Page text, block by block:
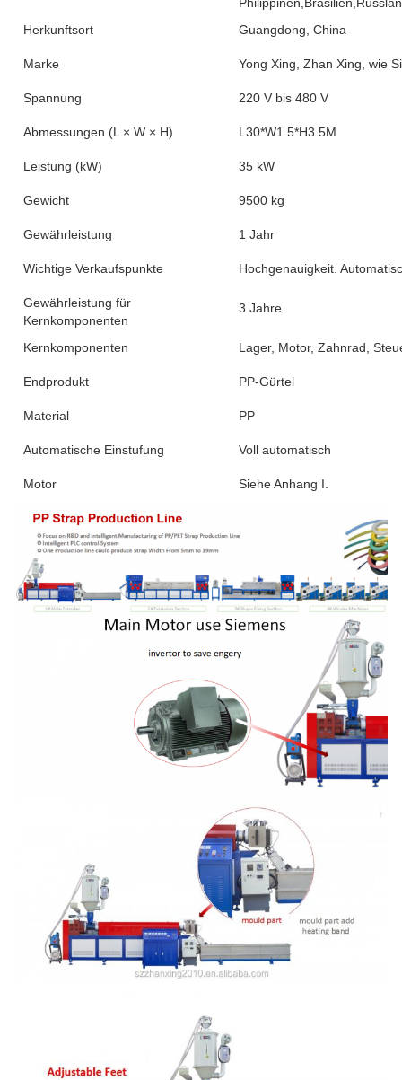
Herkunftsort
Guangdong, China
Marke Yong Xing, Zhan Xing, wie
Spannung 220 V bis 480 V
Abmessungen (L × W × H) L30*W1.5*H3.5M
Leistung (kW) 35 kW
Gewicht 9500 kg
Gewährleistung 1 Jahr
Wichtige Verkaufspunkte Hochgenauigkeit.
Gewährleistung für
Kernkomponenten
3 Jahre
Kernkomponenten Lager, Motor, Zahnrad,
Endprodukt PP-Gürtel
Material PP
Automatische Einstufung Voll automatisch
Motor Siehe Anhang I.